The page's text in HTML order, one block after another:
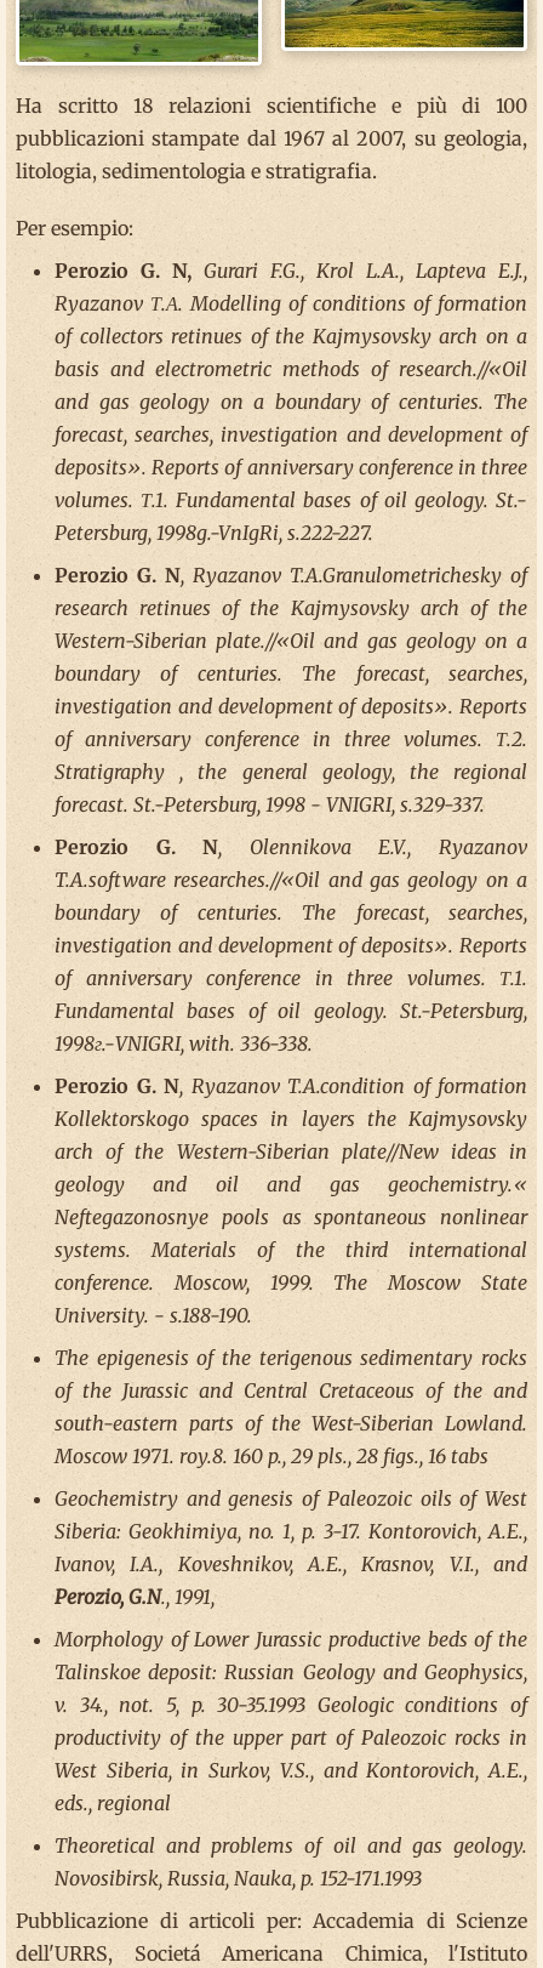
Ha scritto 18 relazioni scientifiche e più di 100
pubblicazioni stampate dal 1967 al 2007, su geologia,
litologia, sedimentologia e stratigrafia.
Per esempio:
Perozio G. N, Gurari F.G., Krol L.A., Lapteva E.J.,
Ryazanov Т.А. Modelling of conditions of formation
of collectors retinues of the Kajmysovsky arch on a
basis and electrometric methods of research.//«Oil
and gas geology on a boundary of centuries. The
forecast, searches, investigation and development of
deposits». Reports of anniversary conference in three
volumes. Т.1. Fundamental bases of oil geology. St.-
Petersburg, 1998g.-VnIgRi, s.222-227.
Perozio G. N, Ryazanov T.A.Granulometrichesky of
research retinues of the Kajmysovsky arch of the
Western-Siberian plate.//«Oil and gas geology on a
boundary of centuries. The forecast, searches,
investigation and development of deposits». Reports
of anniversary conference in three volumes. Т.2.
Stratigraphy , the general geology, the regional
forecast. St.-Petersburg, 1998 - VNIGRI, s.329-337.
Perozio G. N, Olennikova E.V., Ryazanov
T.A.software researches.//«Oil and gas geology on a
boundary of centuries. The forecast, searches,
investigation and development of deposits». Reports
of anniversary conference in three volumes. Т.1.
Fundamental bases of oil geology. St.-Petersburg,
1998г.-VNIGRI, with. 336-338.
Perozio G. N, Ryazanov T.A.condition of formation
Kollektorskogo spaces in layers the Kajmysovsky
arch of the Western-Siberian plate//New ideas in
geology and oil and gas geochemistry.«
Neftegazonosnye pools as spontaneous nonlinear
systems. Materials of the third international
conference. Moscow, 1999. The Moscow State
University. - s.188-190.
The epigenesis of the terigenous sedimentary rocks
of the Jurassic and Central Cretaceous of the and
south-eastern parts of the West-Siberian Lowland.
Moscow 1971. roy.8. 160 p., 29 pls., 28 figs., 16 tabs
Geochemistry and genesis of Paleozoic oils of West
Siberia: Geokhimiya, no. 1, p. 3-17. Kontorovich, A.E.,
Ivanov, I.A., Koveshnikov, A.E., Krasnov, V.I., and
Perozio, G.N., 1991,
Morphology of Lower Jurassic productive beds of the
Talinskoe deposit: Russian Geology and Geophysics,
v. 34., not. 5, p. 30-35.1993 Geologic conditions of
productivity of the upper part of Paleozoic rocks in
West Siberia, in Surkov, V.S., and Kontorovich, A.E.,
eds., regional
Theoretical and problems of oil and gas geology.
Novosibirsk, Russia, Nauka, p. 152-171.1993
Pubblicazione di articoli per: Accademia di Scienze
dell'URRS, Societá Americana Chimica, l'Istituto